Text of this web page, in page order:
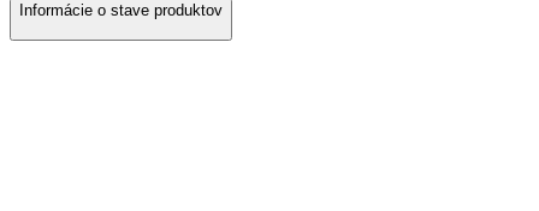
Informácie o stave produktov